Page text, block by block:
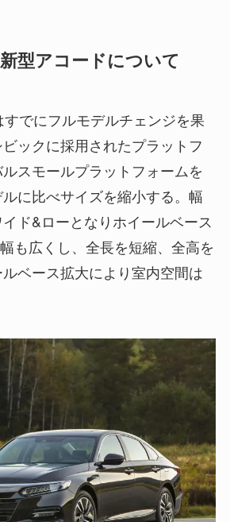
型アコードについて
でにフルモデルチェンジを果
ックに採用されたプラットフ
スモールプラットフォームを
に比べサイズを縮小する。幅
ド&ローとなりホイールベース
も広くし、全長を短縮、全高を
ベース拡大により室内空間は